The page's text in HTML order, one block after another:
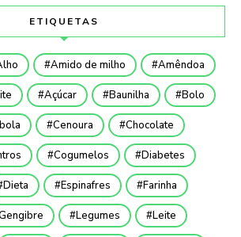
ETIQUETAS
Amido de milho Amêndoa
Açúcar Baunilha Bolo
Cenoura Chocolate
Cogumelos Diabetes
Dieta Espinafres Farinha
Legumes Leite